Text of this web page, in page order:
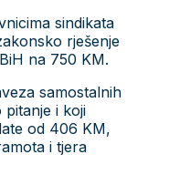
sindikata
rješenje
na 750 KM.
samostalnih
i koji
od 406 KM,
i tjera